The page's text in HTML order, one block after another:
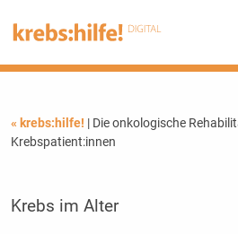
« krebs:hilfe! | Die onkologische
Krebspatient:innen
Krebs im Alter